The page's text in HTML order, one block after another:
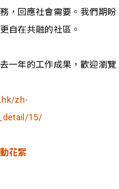
，回應社會需要。我們期盼
自在共融的社區。
一年的工作成果，歡迎瀏覽
zh-
15/
花絮